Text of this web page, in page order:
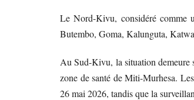
Le Nord-Kivu, considéré comme
Butembo, Goma, Kalunguta,
Au Sud-Kivu, la situation demeure
zone de santé de Miti-Murhesa.
26 mai 2026, tandis que la